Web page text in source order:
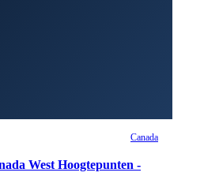
Canada
West Hoogtepunten -